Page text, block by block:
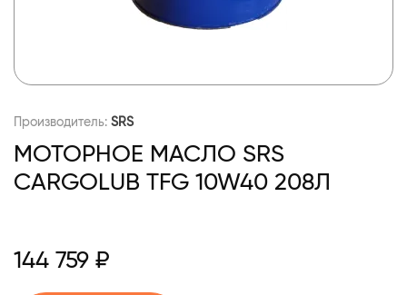
Производитель: SRS
МОТОРНОЕ МАСЛО SRS
CARGOLUB TFG 10W40 208Л
144 759 ₽